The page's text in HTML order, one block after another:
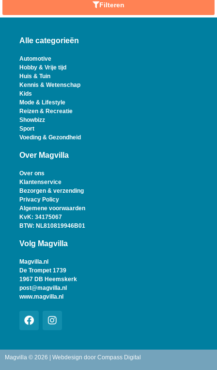
Filteren
Alle categorieën
Automotive
Hobby & Vrije tijd
Huis & Tuin
Kennis & Wetenschap
Kids
Mode & Lifestyle
Reizen & Recreatie
Showbizz
Sport
Voeding & Gezondheid
Over Magvilla
Over ons
Klantenservice
Bezorgen & verzending
Privacy Policy
Algemene voorwaarden
KvK: 34175067
BTW: NL810819946B01
Volg Magvilla
Magvilla.nl
De Trompet 1739
1967 DB Heemskerk
post@magvilla.nl
www.magvilla.nl
Magvilla © 2026 | Webdesign door Compass Digital